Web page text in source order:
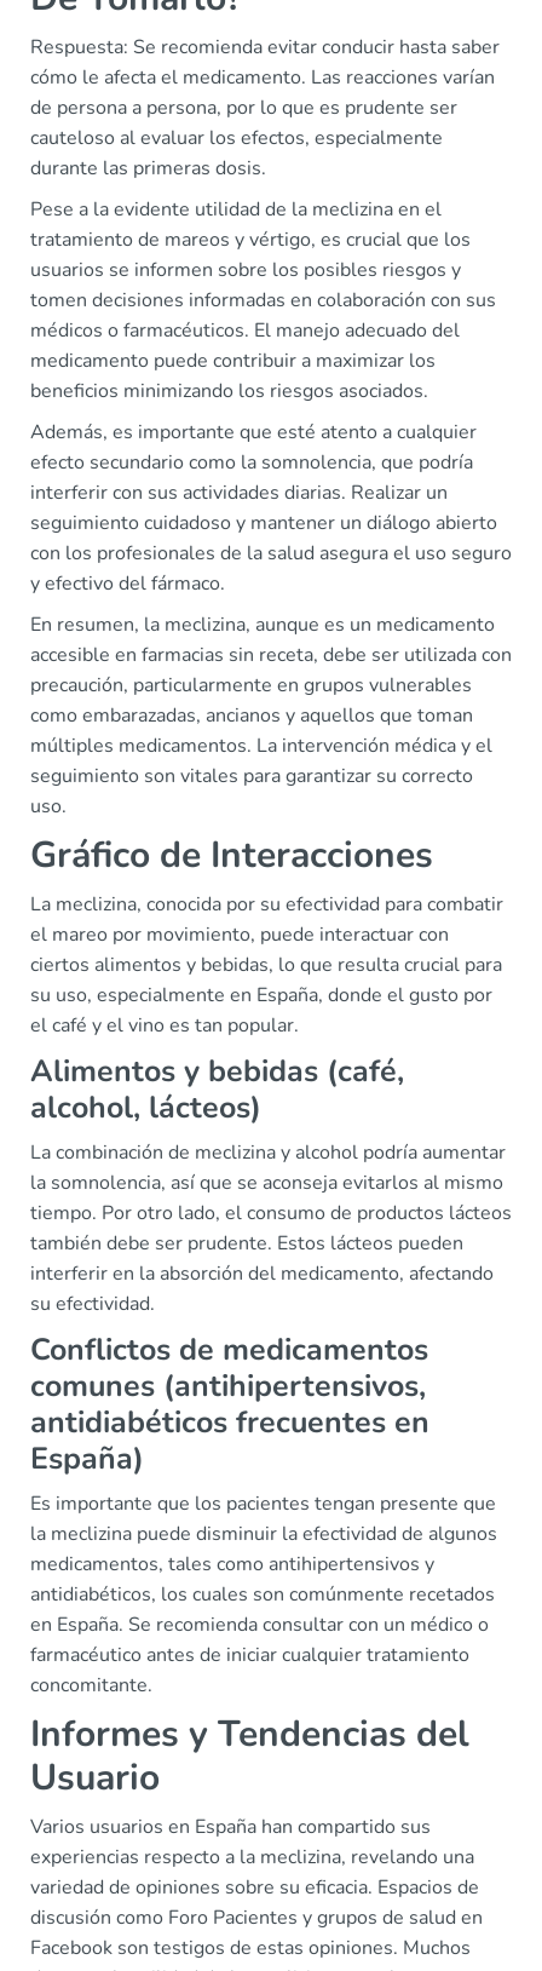
Respuesta: Se recomienda evitar conducir hasta saber
cómo le afecta el medicamento. Las reacciones varían
de persona a persona, por lo que es prudente ser
cauteloso al evaluar los efectos, especialmente
durante las primeras dosis.
Pese a la evidente utilidad de la meclizina en el
tratamiento de mareos y vértigo, es crucial que los
usuarios se informen sobre los posibles riesgos y
tomen decisiones informadas en colaboración con sus
médicos o farmacéuticos. El manejo adecuado del
medicamento puede contribuir a maximizar los
beneficios minimizando los riesgos asociados.
Además, es importante que esté atento a cualquier
efecto secundario como la somnolencia, que podría
interferir con sus actividades diarias. Realizar un
seguimiento cuidadoso y mantener un diálogo abierto
con los profesionales de la salud asegura el uso seguro
y efectivo del fármaco.
En resumen, la meclizina, aunque es un medicamento
accesible en farmacias sin receta, debe ser utilizada con
precaución, particularmente en grupos vulnerables
como embarazadas, ancianos y aquellos que toman
múltiples medicamentos. La intervención médica y el
seguimiento son vitales para garantizar su correcto
uso.
Gráfico de Interacciones
La meclizina, conocida por su efectividad para combatir
el mareo por movimiento, puede interactuar con
ciertos alimentos y bebidas, lo que resulta crucial para
su uso, especialmente en España, donde el gusto por
el café y el vino es tan popular.
Alimentos y bebidas (café,
alcohol, lácteos)
La combinación de meclizina y alcohol podría aumentar
la somnolencia, así que se aconseja evitarlos al mismo
tiempo. Por otro lado, el consumo de productos lácteos
también debe ser prudente. Estos lácteos pueden
interferir en la absorción del medicamento, afectando
su efectividad.
Conflictos de medicamentos
comunes (antihipertensivos,
antidiabéticos frecuentes en
España)
Es importante que los pacientes tengan presente que
la meclizina puede disminuir la efectividad de algunos
medicamentos, tales como antihipertensivos y
antidiabéticos, los cuales son comúnmente recetados
en España. Se recomienda consultar con un médico o
farmacéutico antes de iniciar cualquier tratamiento
concomitante.
Informes y Tendencias del
Usuario
Varios usuarios en España han compartido sus
experiencias respecto a la meclizina, revelando una
variedad de opiniones sobre su eficacia. Espacios de
discusión como Foro Pacientes y grupos de salud en
Facebook son testigos de estas opiniones. Muchos